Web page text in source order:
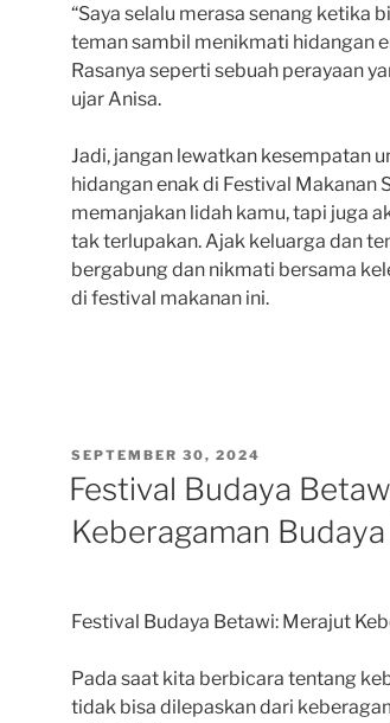
“Saya selalu merasa senang ketika
teman sambil menikmati hidangan
Rasanya seperti sebuah perayaan
ujar Anisa.
Jadi, jangan lewatkan kesempatan
hidangan enak di Festival Makanan
memanjakan lidah kamu, tapi juga
tak terlupakan. Ajak keluarga dan
bergabung dan nikmati bersama
di festival makanan ini.
POSTED
SEPTEMBER 30, 2024
Festival Budaya
Keberagaman
Festival Budaya Betawi: Merajut
Pada saat kita berbicara tentang
tidak bisa dilepaskan dari